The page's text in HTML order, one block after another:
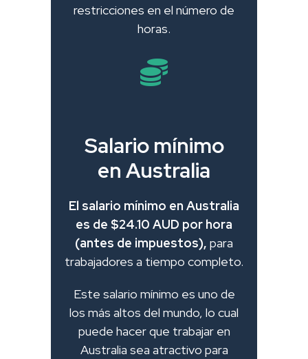
restricciones en el número de
horas.
Salario mínimo
en Australia
El salario mínimo en Australia
es de $24.10 AUD por hora
(antes de impuestos), para
trabajadores a tiempo completo.
Este salario mínimo es uno de
los más altos del mundo, lo cual
puede hacer que trabajar en
Australia sea atractivo para